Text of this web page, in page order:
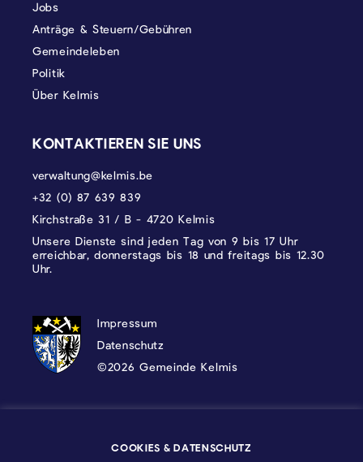
Jobs
Anträge & Steuern/Gebühren
Gemeindeleben
Politik
Über Kelmis
KONTAKTIEREN SIE UNS
verwaltung@kelmis.be
+32 (0) 87 639 839
Kirchstraße 31 / B - 4720 Kelmis
Unsere Dienste sind jeden Tag von 9 bis 17 Uhr
erreichbar, donnerstags bis 18 und freitags bis 12.30
Uhr.
DATENSCHUTZ, IMPRESSUM UND
Impressum
Datenschutz
©2026 Gemeinde Kelmis
COOKIES & DATENSCHUTZ